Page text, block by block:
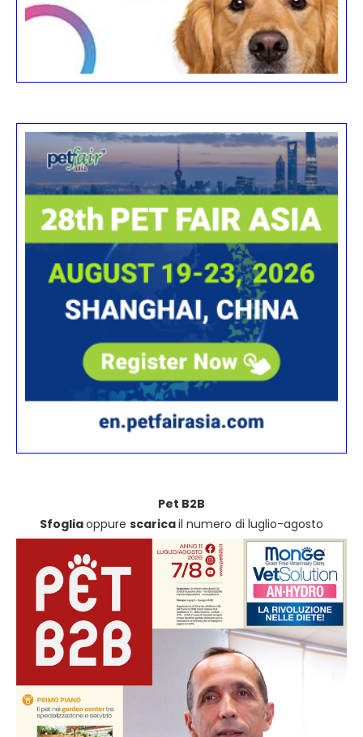
Pet B2B
Sfogliaoppure scaricail numero di luglio-agosto